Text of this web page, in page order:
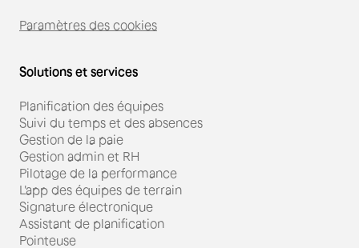
Paramètres des cookies
Solutions et services
Planification des équipes
Suivi du temps et des absences
Gestion de la paie
Gestion admin et RH
Pilotage de la performance
L'app des équipes de terrain
Signature électronique
Assistant de planification
Pointeuse